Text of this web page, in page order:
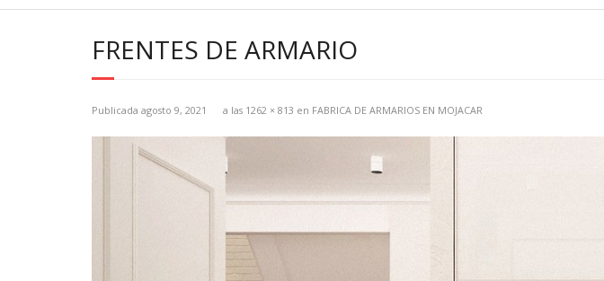
FRENTES DE ARMARIO
Publicada agosto 9, 2021 a las 1262 × 813 en FABRICA DE ARMARIOS EN MOJACAR